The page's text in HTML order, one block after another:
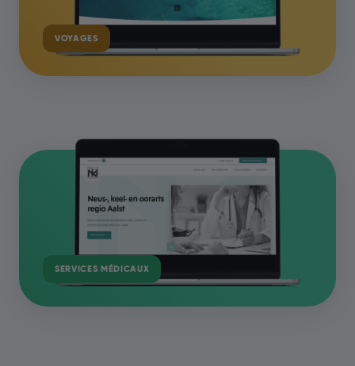
VOYAGES
SERVICES MÉDICAUX